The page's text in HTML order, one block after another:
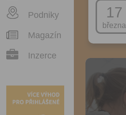
Podniky
Magazín
Inzerce
17
března